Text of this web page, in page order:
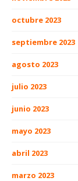
octubre 2023
septiembre 2023
agosto 2023
julio 2023
junio 2023
mayo 2023
abril 2023
marzo 2023